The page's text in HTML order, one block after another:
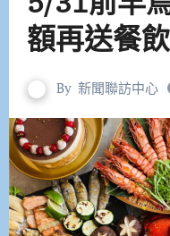
額再送餐
By 新聞聯訪中心